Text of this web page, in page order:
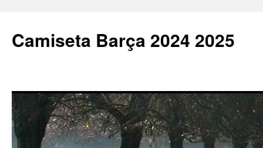
Camiseta Barça 2024 2025